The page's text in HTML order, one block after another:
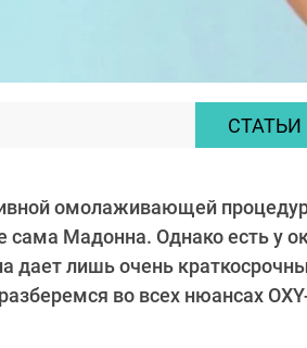
СТАТЬИ
омолаживающей
сама Мадонна. Однако есть у
дает лишь очень
во всех нюансах